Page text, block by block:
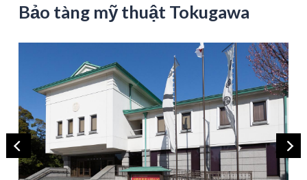
Bảo tàng mỹ thuật Tokugawa